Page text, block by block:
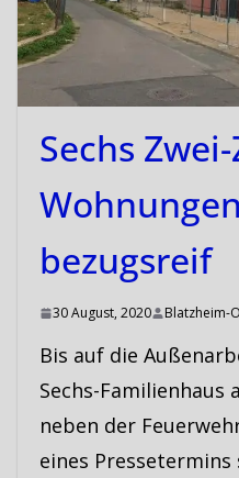
Sechs
bezugsreif
30 August, 2020 Blatzheim-
Bis auf die
Sechs-Familienhaus
neben der
eines